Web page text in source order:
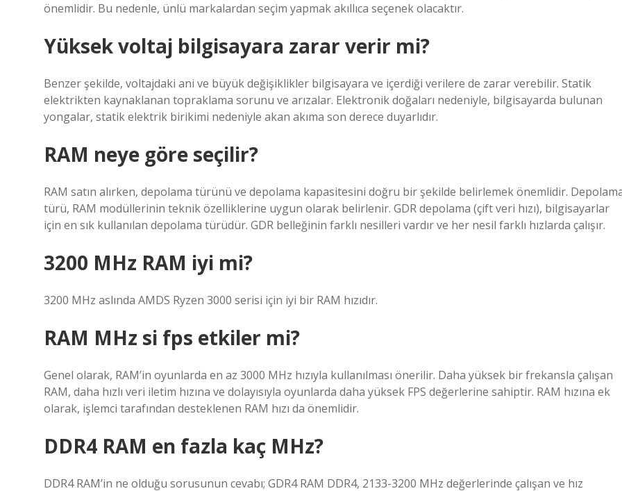
önemlidir. Bu nedenle, ünlü markalardan seçim yapmak akıllıca seçenek olacaktır.
Yüksek voltaj bilgisayara zarar verir mi?
Benzer şekilde, voltajdaki ani ve büyük değişiklikler bilgisayara ve içerdiği verilere de zarar verebilir. Statik
elektrikten kaynaklanan topraklama sorunu ve arızalar. Elektronik doğaları nedeniyle, bilgisayarda bulunan
yongalar, statik elektrik birikimi nedeniyle akan akıma son derece duyarlıdır.
RAM neye göre seçilir?
RAM satın alırken, depolama türünü ve depolama kapasitesini doğru bir şekilde belirlemek önemlidir.
türü, RAM modüllerinin teknik özelliklerine uygun olarak belirlenir. GDR depolama (çift veri hızı), bilgisayarlar
için en sık kullanılan depolama türüdür. GDR belleğinin farklı nesilleri vardır ve her nesil farklı hızlarda çalışır.
3200 MHz RAM iyi mi?
3200 MHz aslında AMDS Ryzen 3000 serisi için iyi bir RAM hızıdır.
RAM MHz si fps etkiler mi?
Genel olarak, RAM’in oyunlarda en az 3000 MHz hızıyla kullanılması önerilir. Daha yüksek bir frekansla çalışan
RAM, daha hızlı veri iletim hızına ve dolayısıyla oyunlarda daha yüksek FPS değerlerine sahiptir. RAM hızına ek
olarak, işlemci tarafından desteklenen RAM hızı da önemlidir.
DDR4 RAM en fazla kaç MHz?
DDR4 RAM’in ne olduğu sorusunun cevabı; GDR4 RAM DDR4, 2133-3200 MHz değerlerinde çalışan ve hız